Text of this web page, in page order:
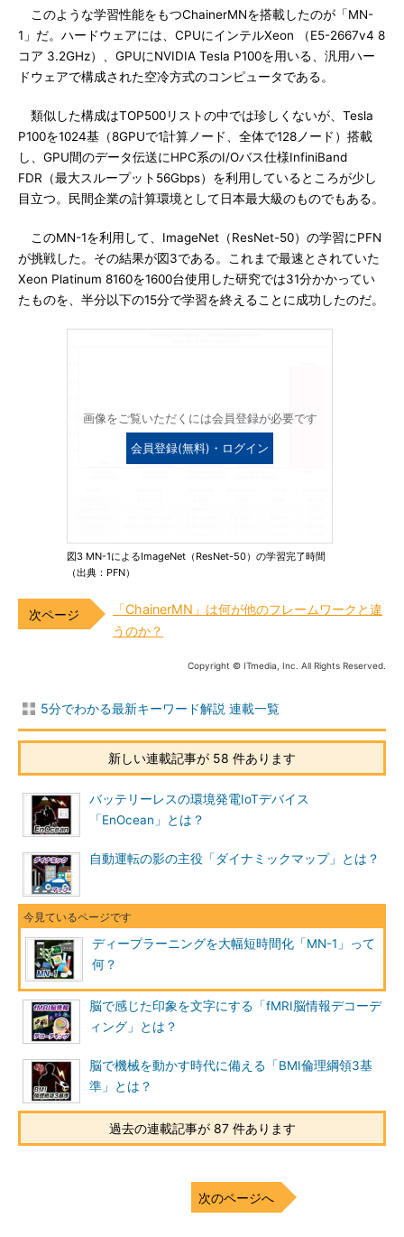
このような学習性能をもつChainerMNを搭載したのが「MN-
1」だ。ハードウェアには、CPUにインテルXeon （E5-2667v4 8
コア 3.2GHz）、GPUにNVIDIA Tesla P100を用いる、汎用ハー
ドウェアで構成された空冷方式のコンピュータである。
類似した構成はTOP500リストの中では珍しくないが、Tesla
P100を1024基（8GPUで1計算ノード、全体で128ノード）搭載
し、GPU間のデータ伝送にHPC系のI/Oバス仕様InfiniBand
FDR（最大スループット56Gbps）を利用しているところが少し
目立つ。民間企業の計算環境として日本最大級のものでもある。
このMN-1を利用して、ImageNet（ResNet-50）の学習にPFN
が挑戦した。その結果が図3である。これまで最速とされていた
Xeon Platinum 8160を1600台使用した研究では31分かかってい
たものを、半分以下の15分で学習を終えることに成功したのだ。
画像をご覧いただくには会員登録が必要です
会員登録(無料)・ログイン
図3 MN-1によるImageNet（ResNet-50）の学習完了時間
（出典：PFN）
「ChainerMN」は何が他のフレームワークと違
うのか？
Copyright © ITmedia, Inc. All Rights Reserved.
5分でわかる最新キーワード解説 連載一覧
新しい連載記事が 58 件あります
バッテリーレスの環境発電IoTデバイス
「EnOcean」とは？
自動運転の影の主役「ダイナミックマップ」とは？
ディープラーニングを大幅短時間化「MN-1」って
何？
脳で感じた印象を文字にする「fMRI脳情報デコーデ
ィング」とは？
脳で機械を動かす時代に備える「BMI倫理綱領3基
準」とは？
過去の連載記事が 87 件あります
次のページへ